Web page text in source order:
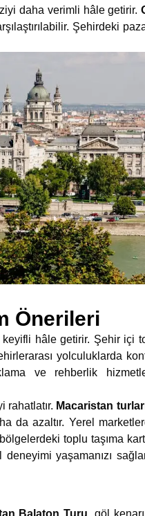
daha verimli hâle getirir.
Şehirdeki
Önerileri
hâle getirir. Şehir içi
yolculuklarda
ve rehberlik
rahatlatır. Macaristan
da azaltır. Yerel
toplu taşıma
deneyimi yaşamanızı
Balaton Turu , göl